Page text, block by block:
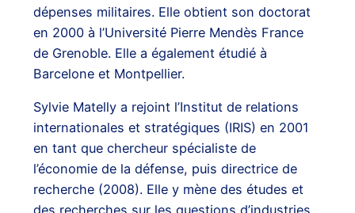
dépenses militaires. Elle obtient son doctorat
en 2000 à l’Université Pierre Mendès France
de Grenoble. Elle a également étudié à
Barcelone et Montpellier.
Sylvie Matelly a rejoint l’Institut de relations
internationales et stratégiques (IRIS) en 2001
en tant que chercheur spécialiste de
l’économie de la défense, puis directrice de
recherche (2008). Elle y mène des études et